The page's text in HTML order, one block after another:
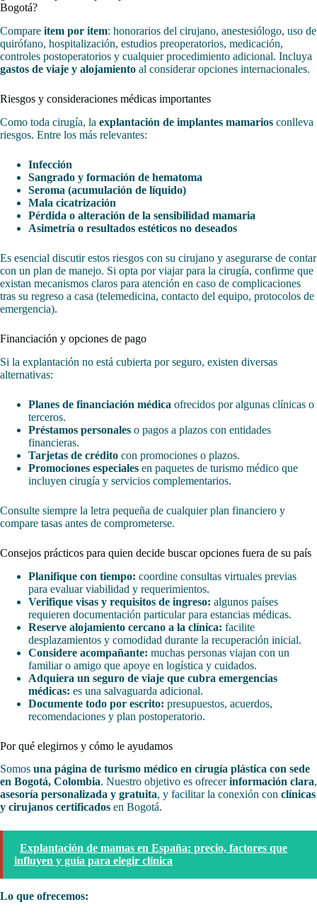
Bogotá?
Compare item por item: honorarios del cirujano, anestesiólogo, uso de
quirófano, hospitalización, estudios preoperatorios, medicación,
controles postoperatorios y cualquier procedimiento adicional. Incluya
gastos de viaje y alojamiento al considerar opciones internacionales.
Riesgos y consideraciones médicas importantes
Como toda cirugía, la explantación de implantes mamarios conlleva
riesgos. Entre los más relevantes:
Infección
Sangrado y formación de hematoma
Seroma (acumulación de líquido)
Mala cicatrización
Pérdida o alteración de la sensibilidad mamaria
Asimetría o resultados estéticos no deseados
Es esencial discutir estos riesgos con su cirujano y asegurarse de contar
con un plan de manejo. Si opta por viajar para la cirugía, confirme que
existan mecanismos claros para atención en caso de complicaciones
tras su regreso a casa (telemedicina, contacto del equipo, protocolos de
emergencia).
Financiación y opciones de pago
Si la explantación no está cubierta por seguro, existen diversas
alternativas:
Planes de financiación médica ofrecidos por algunas clínicas o
terceros.
Préstamos personales o pagos a plazos con entidades
financieras.
Tarjetas de crédito con promociones o plazos.
Promociones especiales en paquetes de turismo médico que
incluyen cirugía y servicios complementarios.
Consulte siempre la letra pequeña de cualquier plan financiero y
compare tasas antes de comprometerse.
Consejos prácticos para quien decide buscar opciones fuera de su país
Planifique con tiempo: coordine consultas virtuales previas
para evaluar viabilidad y requerimientos.
Verifique visas y requisitos de ingreso: algunos países
requieren documentación particular para estancias médicas.
Reserve alojamiento cercano a la clínica: facilite
desplazamientos y comodidad durante la recuperación inicial.
Considere acompañante: muchas personas viajan con un
familiar o amigo que apoye en logística y cuidados.
Adquiera un seguro de viaje que cubra emergencias
médicas: es una salvaguarda adicional.
Documente todo por escrito: presupuestos, acuerdos,
recomendaciones y plan postoperatorio.
Por qué elegirnos y cómo le ayudamos
Somos una página de turismo médico en cirugía plástica con sede
en Bogotá, Colombia. Nuestro objetivo es ofrecerinformación clara,
asesoría personalizada y gratuita, y facilitar la conexión con clínicas
y cirujanos certificados en Bogotá.
Explantación de mamas en España: precio, factores que
influyen y guía para elegir clínica
Lo que ofrecemos: